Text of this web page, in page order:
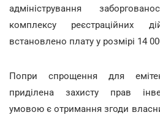
адміністрування
комплексу реєстраційних
встановлено плату у розмірі 14
Попри спрощення для
приділена захисту прав
умовою є отримання згоди